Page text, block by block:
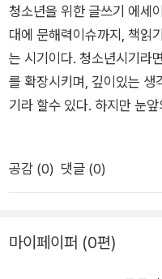
본적인 틀을 마련해두어야
다. ​그러니 이 책을 차근히
아무 생각이 나지 않아요.'라는
책에서는 글쓰기 기술만 알
근차근 풀어나갈 수 있도록
이 책을 읽으며 다양한 방
히 연습하고 실행에 옮길 필
는 기술이자 능력입니다. 글
감을 얻으면 당당해지지요
취재하고 글을 써왔고,
울시교육청과 공동으로 기
에서 청소년과 시민을 위한
프로그램을 통해 수행평가,
들이 써야 할 글이 많은 반면
안내자가 되기로 결심했다
혔으면 하는 덕목으로 글쓰
과 공감하는 능력은 글쓰기
한 미래 세대의 리더가 되
자기 것으로 만들어야 한다
문, 화법 과목의 실력 향상
3:청소년글쓰기 기초부터
는 청소년을 대상으로 어떻
향상시키는 과정에서 사고
내하고 있는 책이라고 생각
형 논술이 아니라 정말 자
기수업이라고 느꼈어요.디
관련이 있거든요. 그리고 청
사고력도 확장될 수 있고
청소년을 위한 글쓰기 에세
대에 문해력이슈까지, 책읽
는 시기이다. 청소년시기라
를 확장시키며, 깊이있는 생
기라 할수 있다. 하지만 눈
씁쓸하게 다가온다. ​경제협
할 능력으로 설득과 수용 그
히 한 집단 내에 다양한 사
이디어를 받아들이고 반대
공감 (0) 댓글 (0)
마이페이퍼 (0편)